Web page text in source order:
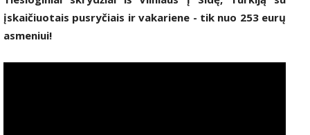
įskaičiuotais pusryčiais ir vakariene - tik nuo 253 eurų
asmeniui!